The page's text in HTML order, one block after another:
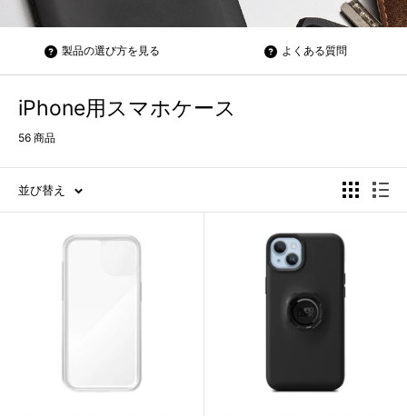
製品の選び方を見る よくある質問
iPhone用スマホケース
56 商品
並び替え